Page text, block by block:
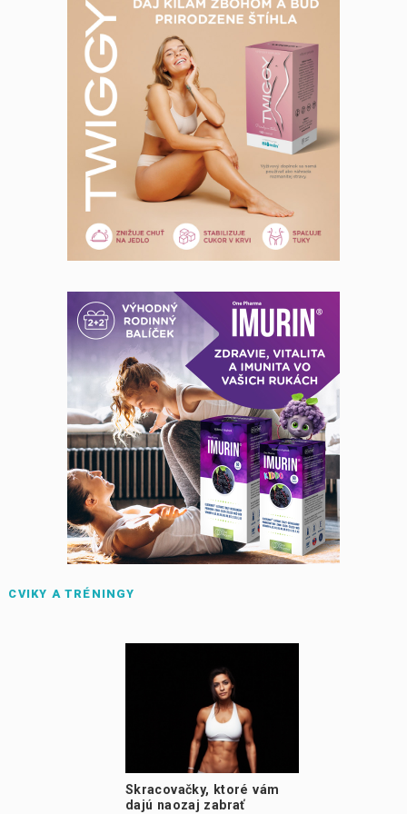
CVIKY A TRÉNINGY
Skracovačky, ktoré vám
dajú naozaj zabrať